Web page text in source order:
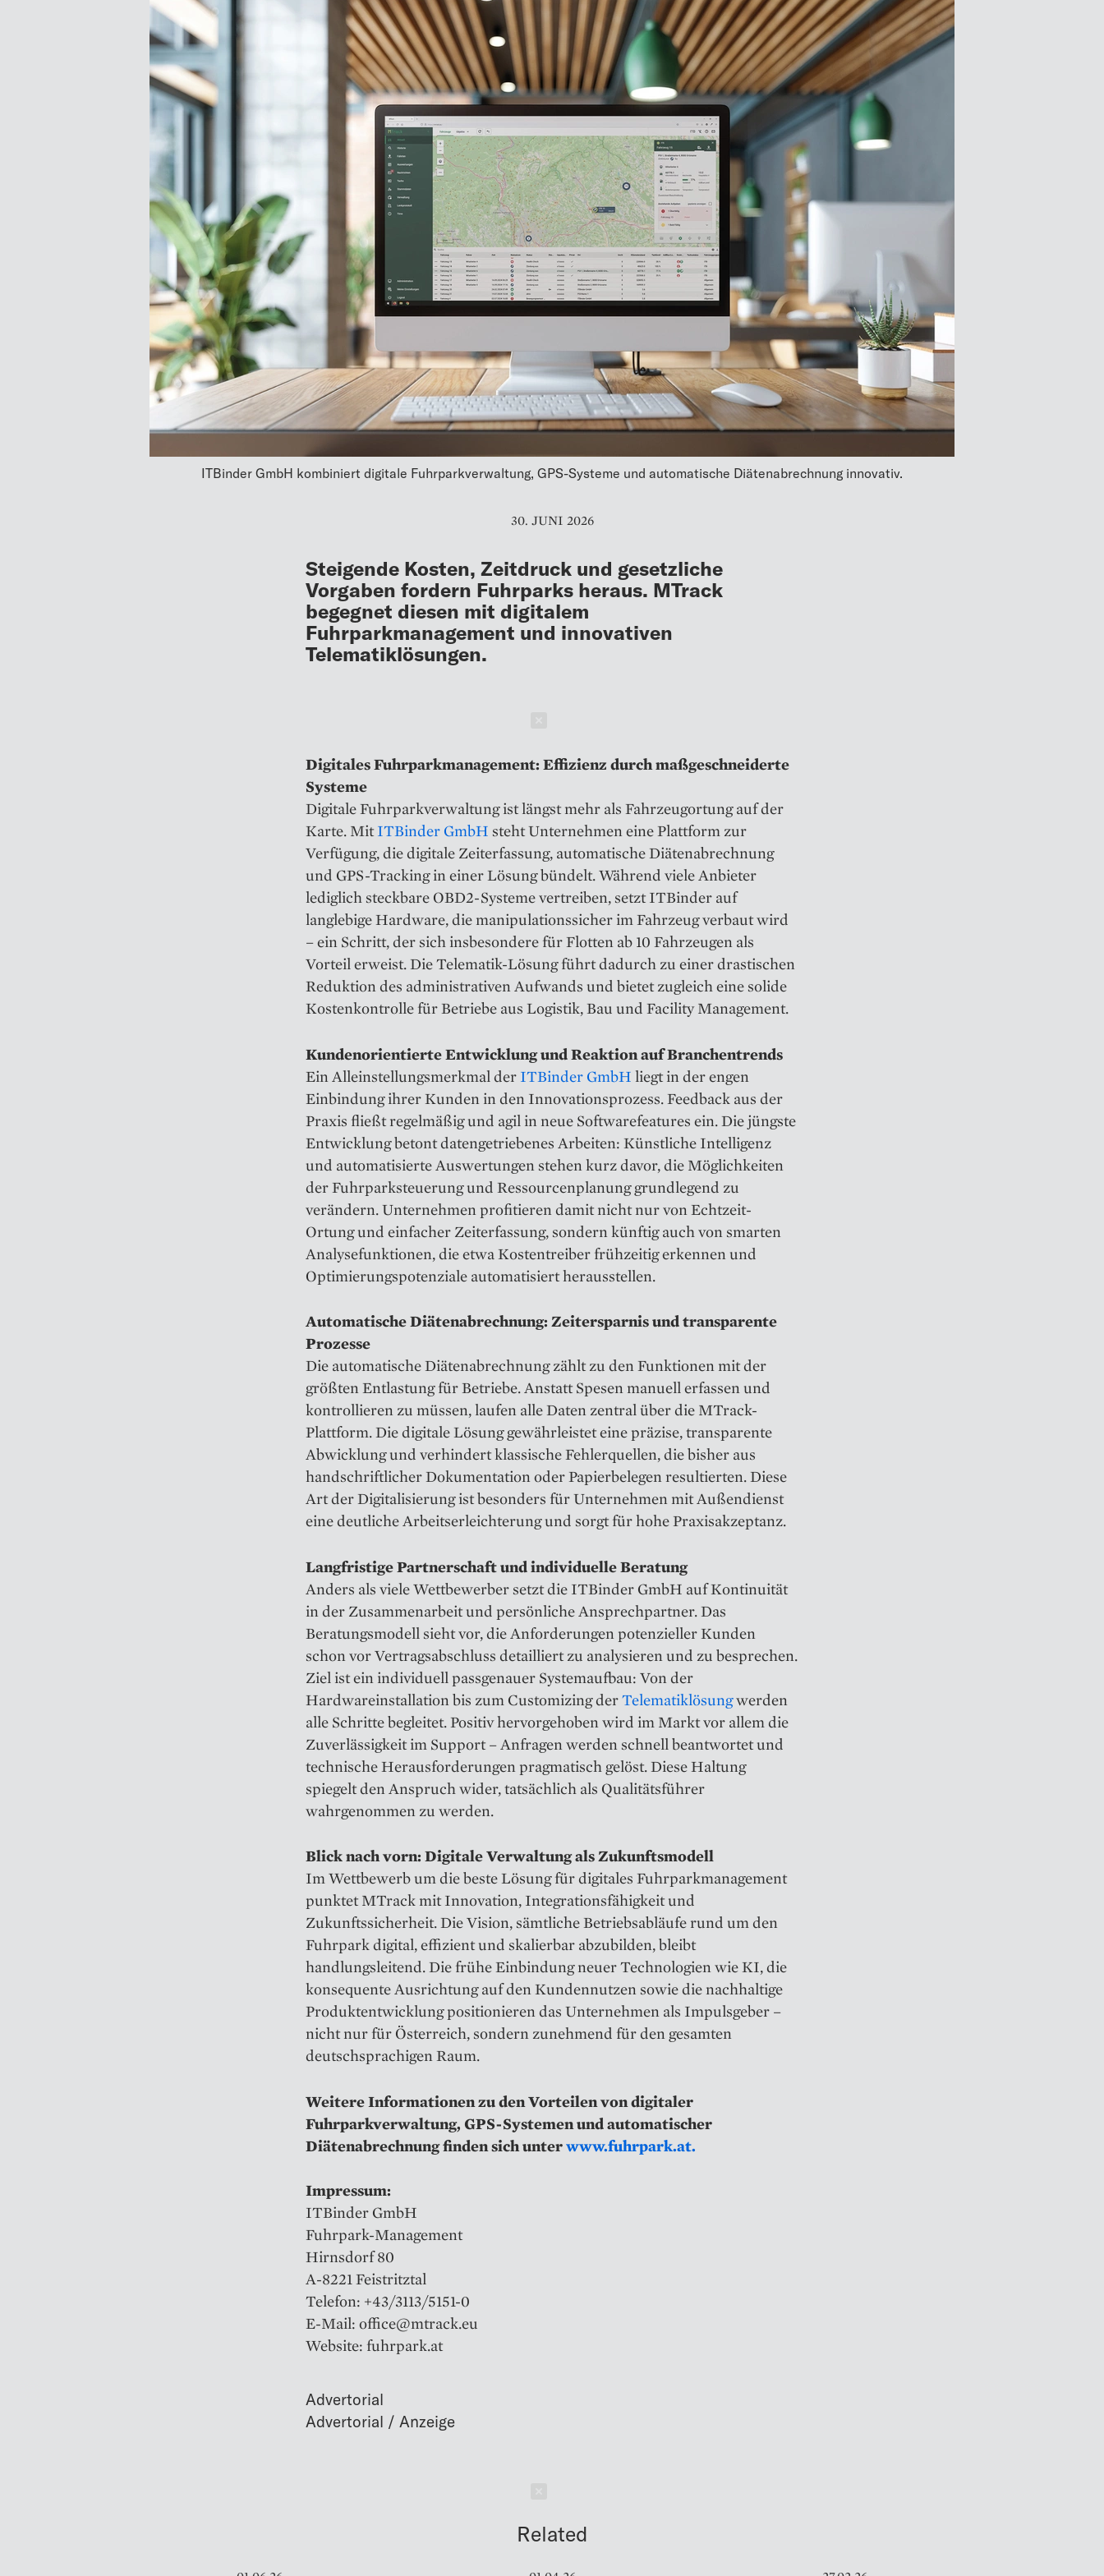
ITBinder GmbH kombiniert digitale Fuhrparkverwaltung, GPS-Systeme und automatische Diätenabrechnung innovativ.
30. JUNI 2026
Steigende Kosten, Zeitdruck und gesetzliche
Vorgaben fordern Fuhrparks heraus. MTrack
begegnet diesen mit digitalem
Fuhrparkmanagement und innovativen
Telematiklösungen.
Digitales Fuhrparkmanagement: Effizienz durch maßgeschneiderte
Systeme
Digitale Fuhrparkverwaltung ist längst mehr als Fahrzeugortung auf der
Karte. MitITBinder GmbH steht Unternehmen eine Plattform zur
Verfügung, die digitale Zeiterfassung, automatische Diätenabrechnung
und GPS-Tracking in einer Lösung bündelt. Während viele Anbieter
lediglich steckbare OBD2-Systeme vertreiben, setzt ITBinder auf
langlebige Hardware, die manipulationssicher im Fahrzeug verbaut wird
– ein Schritt, der sich insbesondere für Flotten ab 10 Fahrzeugen als
Vorteil erweist. Die Telematik-Lösung führt dadurch zu einer drastischen
Reduktion des administrativen Aufwands und bietet zugleich eine solide
Kostenkontrolle für Betriebe aus Logistik, Bau und Facility Management.
Kundenorientierte Entwicklung und Reaktion auf Branchentrends
Ein Alleinstellungsmerkmal der ITBinder GmbH liegt in der engen
Einbindung ihrer Kunden in den Innovationsprozess. Feedback aus der
Praxis fließt regelmäßig und agil in neue Softwarefeatures ein. Die jüngste
Entwicklung betont datengetriebenes Arbeiten: Künstliche Intelligenz
und automatisierte Auswertungen stehen kurz davor, die Möglichkeiten
der Fuhrparksteuerung und Ressourcenplanung grundlegend zu
verändern. Unternehmen profitieren damit nicht nur von Echtzeit-
Ortung und einfacher Zeiterfassung, sondern künftig auch von smarten
Analysefunktionen, die etwa Kostentreiber frühzeitig erkennen und
Optimierungspotenziale automatisiert herausstellen.
Automatische Diätenabrechnung: Zeitersparnis und transparente
Prozesse
Die automatische Diätenabrechnung zählt zu den Funktionen mit der
größten Entlastung für Betriebe. Anstatt Spesen manuell erfassen und
kontrollieren zu müssen, laufen alle Daten zentral über die MTrack-
Plattform. Die digitale Lösung gewährleistet eine präzise, transparente
Abwicklung und verhindert klassische Fehlerquellen, die bisher aus
handschriftlicher Dokumentation oder Papierbelegen resultierten. Diese
Art der Digitalisierung ist besonders für Unternehmen mit Außendienst
eine deutliche Arbeitserleichterung und sorgt für hohe Praxisakzeptanz.
Langfristige Partnerschaft und individuelle Beratung
Anders als viele Wettbewerber setzt die ITBinder GmbH auf Kontinuität
in der Zusammenarbeit und persönliche Ansprechpartner. Das
Beratungsmodell sieht vor, die Anforderungen potenzieller Kunden
schon vor Vertragsabschluss detailliert zu analysieren und zu besprechen.
Ziel ist ein individuell passgenauer Systemaufbau: Von der
Hardwareinstallation bis zum Customizing derTelematiklösungwerden
alle Schritte begleitet. Positiv hervorgehoben wird im Markt vor allem die
Zuverlässigkeit im Support – Anfragen werden schnell beantwortet und
technische Herausforderungen pragmatisch gelöst. Diese Haltung
spiegelt den Anspruch wider, tatsächlich als Qualitätsführer
wahrgenommen zu werden.
Blick nach vorn: Digitale Verwaltung als Zukunftsmodell
Im Wettbewerb um die beste Lösung für digitales Fuhrparkmanagement
punktet MTrack mit Innovation, Integrationsfähigkeit und
Zukunftssicherheit. Die Vision, sämtliche Betriebsabläufe rund um den
Fuhrpark digital, effizient und skalierbar abzubilden, bleibt
handlungsleitend. Die frühe Einbindung neuer Technologien wie KI, die
konsequente Ausrichtung auf den Kundennutzen sowie die nachhaltige
Produktentwicklung positionieren das Unternehmen als Impulsgeber –
nicht nur für Österreich, sondern zunehmend für den gesamten
deutschsprachigen Raum.
Weitere Informationen zu den Vorteilen von digitaler
Fuhrparkverwaltung, GPS-Systemen und automatischer
Diätenabrechnung finden sich unterwww.fuhrpark.at.
Impressum:
ITBinder GmbH
Fuhrpark-Management
Hirnsdorf 80
A-8221 Feistritztal
Telefon: +43/3113/5151-0
E-Mail: office@mtrack.eu
Website: fuhrpark.at
Advertorial
Related